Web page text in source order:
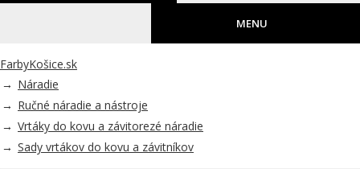
MENU
FarbyKošice.sk
Náradie
Ručné náradie a nástroje
Vrtáky do kovu a závitorezé náradie
Sady vrtákov do kovu a závitníkov